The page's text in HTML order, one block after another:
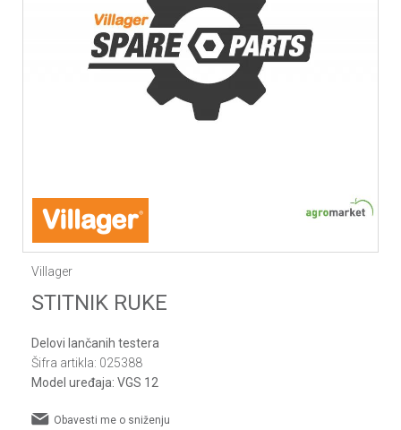
Villager
STITNIK RUKE
Delovi lančanih testera
Šifra artikla: 025388
Model uređaja: VGS 12
Obavesti me o sniženju